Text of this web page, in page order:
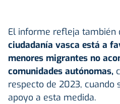
El informe refleja también
ciudadanía vasca está a
menores migrantes no
comunidades autónomas,
respecto de 2023, cuando
apoyo a esta medida.